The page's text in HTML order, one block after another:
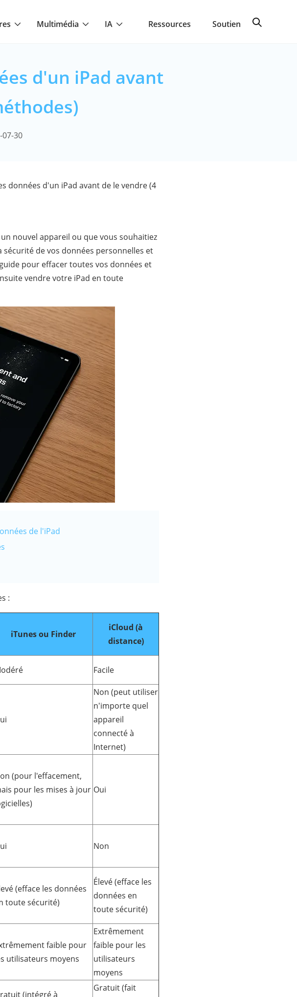
Multimédia IA Ressources Soutien
d'un iPad avant
07-30
données d'un iPad avant de le vendre (4
nouvel appareil ou que vous souhaitiez
de vos données personnelles et
pour effacer toutes vos données et
vendre votre iPad en toute
de l'iPad
:
iTunes ou Finder
iCloud (à
distance)
Facile
Non (peut utiliser
n'importe quel
appareil
connecté à
Internet)
(pour l'effacement,
pour les mises à jour Oui
Non
(efface les données
toute sécurité)
Élevé (efface les
données en
toute sécurité)
faible pour
utilisateurs moyens
Extrêmement
faible pour les
utilisateurs
moyens
(intégré à
Gratuit (fait